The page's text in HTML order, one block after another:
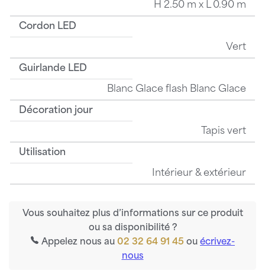
H 2.50 m x L 0.90 m
Cordon LED
Vert
Guirlande LED
Blanc Glace flash Blanc Glace
Décoration jour
Tapis vert
Utilisation
Intérieur & extérieur
Vous souhaitez plus d’informations sur ce produit
ou sa disponibilité ?
Appelez nous au 02 32 64 91 45 ou écrivez-
nous